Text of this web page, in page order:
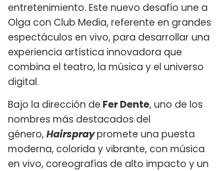
entretenimiento. Este nuevo desafío une a
Olga con Club Media, referente en grandes
espectáculos en vivo, para desarrollar una
experiencia artística innovadora que
combina el teatro, la música y el universo
digital.
Bajo la dirección de Fer Dente, uno de los
nombres más destacados del
género, Hairspraypromete una puesta
moderna, colorida y vibrante, con música
en vivo, coreografías de alto impacto y un